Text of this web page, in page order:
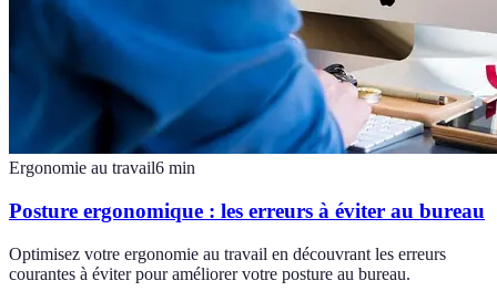
Ergonomie au travail6 min
Posture ergonomique : les erreurs à éviter au bureau
Optimisez votre ergonomie au travail en découvrant les erreurs
courantes à éviter pour améliorer votre posture au bureau.